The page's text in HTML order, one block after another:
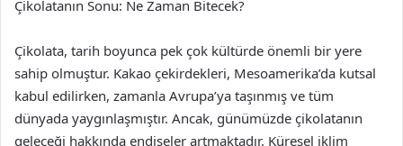
Çikolatanın Sonu: Ne Zaman Bitecek?
Çikolata, tarih boyunca pek çok kültürde önemli bir yere
sahip olmuştur. Kakao çekirdekleri, Mesoamerika’da kutsal
kabul edilirken, zamanla Avrupa’ya taşınmış ve tüm
dünyada yaygınlaşmıştır. Ancak, günümüzde çikolatanın
geleceği hakkında endişeler artmaktadır. Küresel iklim